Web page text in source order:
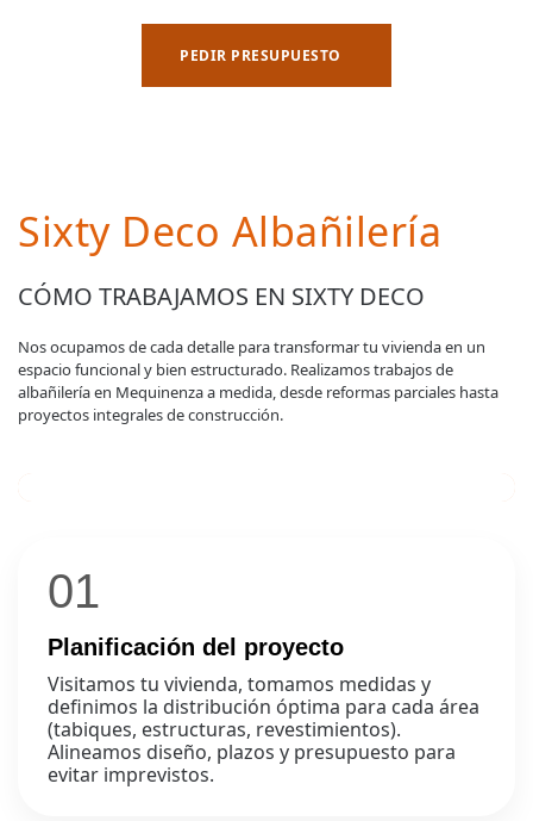
PEDIR PRESUPUESTO
Sixty Deco Albañilería
CÓMO TRABAJAMOS EN SIXTY DECO
Nos ocupamos de cada detalle para transformar tu vivienda en un
espacio funcional y bien estructurado. Realizamos trabajos de
albañilería en Mequinenza a medida, desde reformas parciales hasta
proyectos integrales de construcción.
01
Planificación del proyecto
Visitamos tu vivienda, tomamos medidas y
definimos la distribución óptima para cada área
(tabiques, estructuras, revestimientos).
Alineamos diseño, plazos y presupuesto para
evitar imprevistos.